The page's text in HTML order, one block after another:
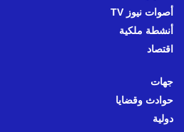
أصوات نيوز TV
أنشطة ملكية
اقتصاد
جهات
حوادث وقضايا
دولية